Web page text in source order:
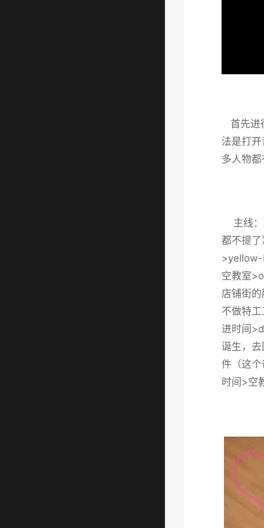
首先进
法是打
多人物
主线：
都不提
>yellow-
空教室
店铺街
不做特
进时间
诞生，
件（这
时间>空